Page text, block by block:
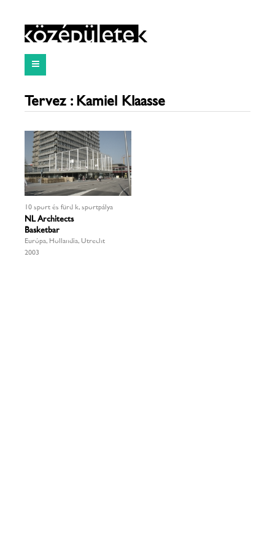
Tervező: Kamiel Klaasse
10 sport és fürdők, sportpálya
NL Architects
Basketbar
Európa, Hollandia, Utrecht
2003